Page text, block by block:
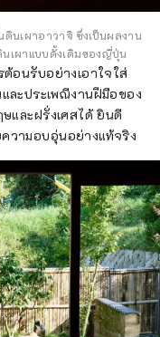
นเผาอาวาจิ ซึ่งเป็นผลงาน
เผาแบบดั้งเดิมของญี่ปุ่น
อนรับอย่างเอาใจใส่
ละประเพณีงานฝีมือของ
และฝรั่งเศสได้ ยินดี
วามอบอุ่นอย่างแท้จริง